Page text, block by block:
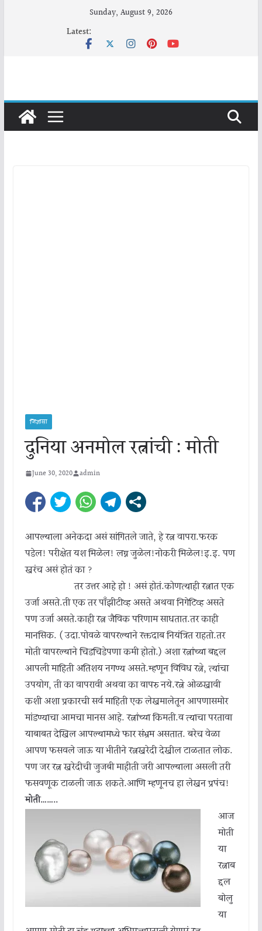
Sunday, August 9, 2026
Latest:
जिज्ञासा
दुनिया अनमोल रत्नांची : मोती
June 30, 2020 admin
आपल्याला अनेकदा असं सांगितले जाते, हे रत्न वापरा.फरक
पडेल! परीक्षेत यश मिळेल! लग्न जुळेल!नोकरी मिळेल!इ.इ. पण
खरंच असं होतं का ?
तर उत्तर आहे हो ! असं होतं.कोणत्याही रत्नात एक
उर्जा असते.ती एक तर पाँझीटीव्ह असते अथवा निगेटिव्ह असते
पण उर्जा असते.काही रत्न जैविक परिणाम साधतात.तर काही
मानसिक. ( उदा.पोवळे वापरल्याने रक्तदाब नियंत्रित राहतो.तर
मोती वापरल्याने चिडचिडेपणा कमी होतो.) अशा रत्नांच्या बद्दल
आपली माहिती अतिशय नगण्य असते.म्हणून विविध रत्ने, त्यांचा
उपयोग, ती का वापरावी अथवा का वापरु नये.रत्ने ओळखावी
कशी अशा प्रकारची सर्व माहिती एक लेखमालेतून आपणासमोर
मांडण्याचा आमचा मानस आहे. रत्नांच्या किमती.व त्याचा परतावा
याबाबत देखिल आपल्यामध्ये फार संभ्रम असतात. बरेच वेळा
आपण फसवले जाऊ या भीतीने रत्नखरेदी देखील टाळतात लोक.
पण जर रत्न खरेदीची जुजबी माहीती जरी आपल्याला असली तरी
फसवणूक टाळली जाऊ शकते.आणि म्हणूनच हा लेखन प्रपंच!
मोती……..
आज
मोती
या
रत्नाब
द्दल
बोलु
या